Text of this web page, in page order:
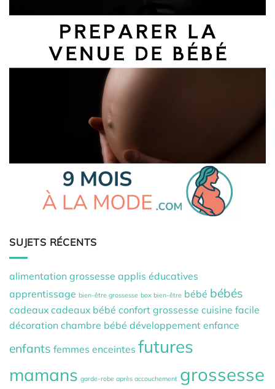
SUJETS RÉCENTS
alimentation grossesse applis éducatives
apprentissage bien-être grossesse box bien-être bébé bébés
cadeaux cadeaux bébé confort grossesse cuisine facile
décoration chambre bébé développement enfance
enfants femmes enceintes futures
mamans garde-robe après accouchement grossesse